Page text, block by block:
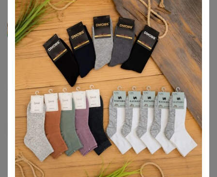
Симсоны
Девочки, подскажите пожалуйста, он уже в городе? К
выходным нужен размер L
22 июля, 2024 12:16
Лизонька Лизок Автор уже получил заказ!
Очень понравился костюм. Тройка смотрится хорошо.
Считаю, что в размер. расцветка хорошая, тон -